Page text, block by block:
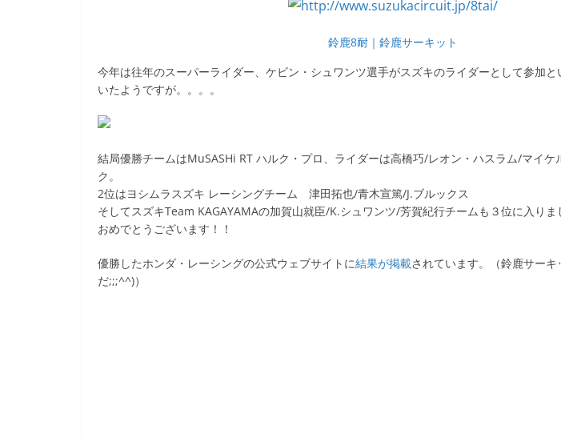
o
o
鈴鹿8耐｜鈴鹿サーキット
今年は往年のスーパーライダー、ケビン・シュワンツ選手がスズキのライダーとして参加
いたようですが。。。。
結局優勝チームはMuSASHi RT ハルク・プロ、ライダーは高橋巧/レオン・ハスラム/マイケ
ク。
2位はヨシムラスズキ レーシングチーム 津田拓也/青木宣篤/J.ブルックス
そしてスズキTeam KAGAYAMAの加賀山就臣/K.シュワンツ/芳賀紀行チームも３位に入りま
おめでとうございます！！
優勝したホンダ・レーシングの公式ウェブサイトに結果が掲載されています。（鈴鹿サー
だ;;;^^)）